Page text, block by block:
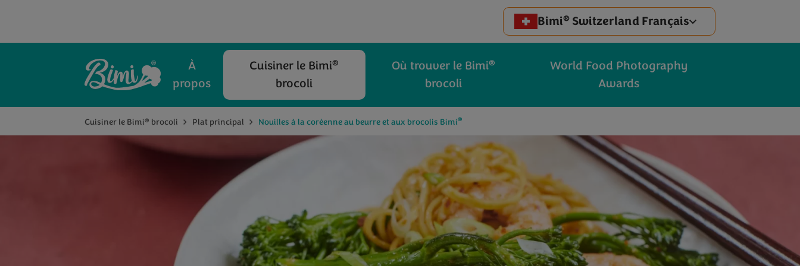
Bimi® Switzerland Français
À
propos
Cuisiner le Bimi®
brocoli
Où trouver le Bimi®
brocoli
World Food Photography
Awards
Cuisiner le Bimi® brocoli Plat principal Nouilles à la coréenne au beurre et aux brocolis Bimi®